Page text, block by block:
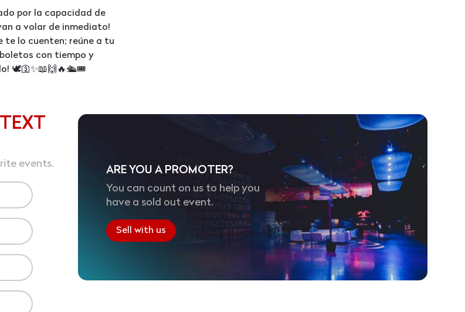
por la capacidad de
a volar de inmediato!
te lo cuenten; reúne a tu
con tiempo y
🕊️🛐✨📖🙌🔥🛳️🎟️
events.
ARE YOU A PROMOTER?
You can count on us to help you
have a sold out event.
Sell with us